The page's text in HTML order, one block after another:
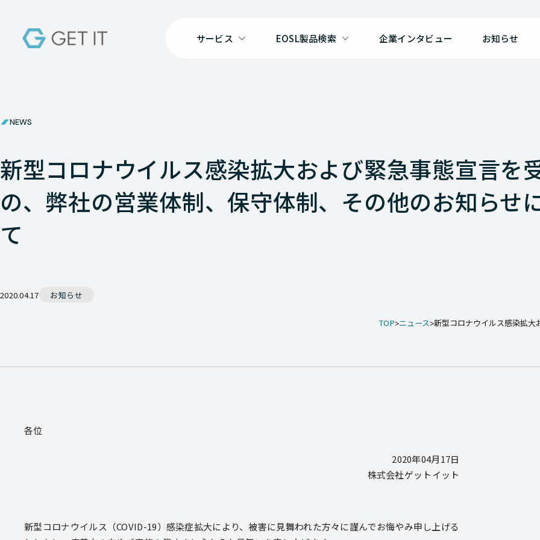
サービス EOSL製品検索 企業インタビュー お知らせ
NEWS
新型コロナウイルス感染拡大および緊急事態宣言を
の、弊社の営業体制、保守体制、その他のお知らせ
て
2020.04.17 お知らせ
TOP ニュース 新型コロナウイルス感染拡大
各位
2020年04月17日
株式会社ゲットイット
新型コロナウイルス（COVID-19）感染症拡大により、被害に見舞われた方々に謹んでお悔やみ申し上げる